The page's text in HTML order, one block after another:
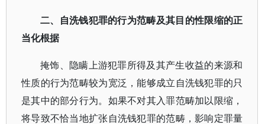
二、
自洗钱犯罪的行为范畴及其目的性限缩的正
当化根据
掩饰、隐瞒上游犯罪所得及其产生收益的来源和
性质的行为范畴较为宽泛，能够成立自洗钱犯罪的只
是其中的部分行为。如果不对其入罪范畴加以限缩，
将导致不恰当地扩张自洗钱犯罪的范畴，影响定罪量